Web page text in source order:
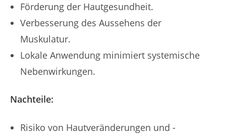
Förderung der Hautgesundheit.
Verbesserung des Aussehens der
Muskulatur.
Lokale Anwendung minimiert systemische
Nebenwirkungen.
Nachteile:
Risiko von Hautveränderungen und -